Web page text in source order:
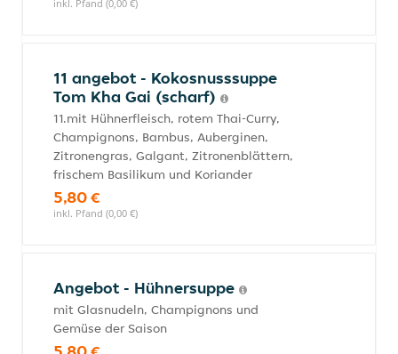
inkl. Pfand (0,00 €)
11 angebot - Kokosnusssuppe
Tom Kha Gai (scharf)
11.mit Hühnerfleisch, rotem Thai-Curry,
Champignons, Bambus, Auberginen,
Zitronengras, Galgant, Zitronenblättern,
frischem Basilikum und Koriander
5,80 €
inkl. Pfand (0,00 €)
Angebot - Hühnersuppe
mit Glasnudeln, Champignons und
Gemüse der Saison